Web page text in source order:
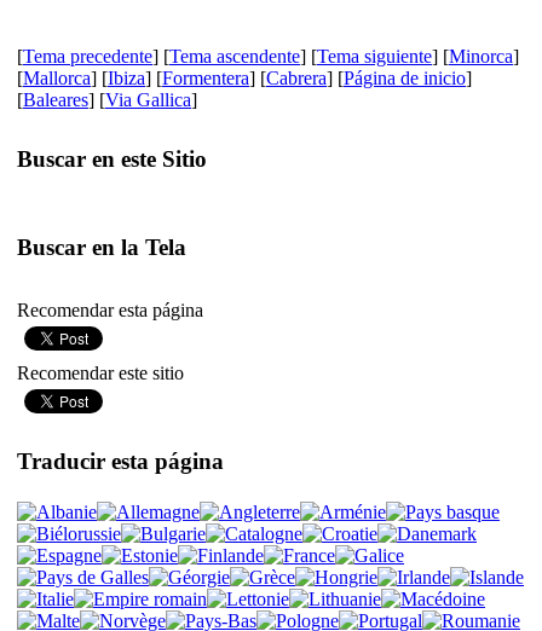
[Tema precedente] [Tema ascendente] [Tema siguiente] [Minorca]
[Mallorca] [Ibiza] [Formentera] [Cabrera] [Página de inicio]
[Baleares] [Via Gallica]
Buscar en este Sitio
Buscar en la Tela
Recomendar esta página
Recomendar este sitio
Traducir esta página